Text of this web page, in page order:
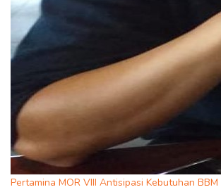
Pertamina MOR VIII Antisipasi Kebutuhan